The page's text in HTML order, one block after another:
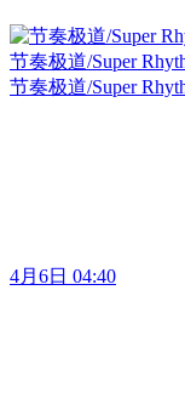
节奏极道/Super
节奏极道/Super
4月6日 04:40